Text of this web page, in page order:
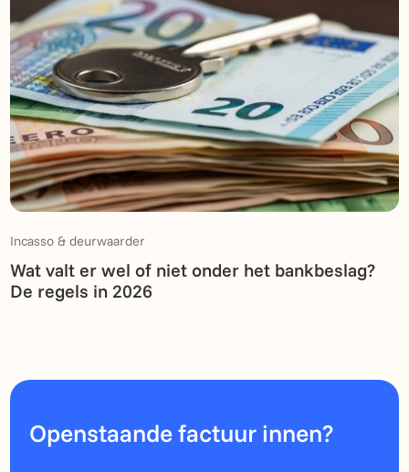
Incasso & deurwaarder
Wat valt er wel of niet onder het bankbeslag?
De regels in 2026
Openstaande factuur innen?